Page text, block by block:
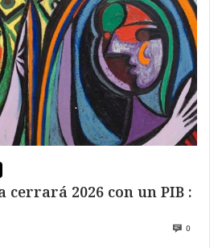
cerrará 2026 con un PIB :
0